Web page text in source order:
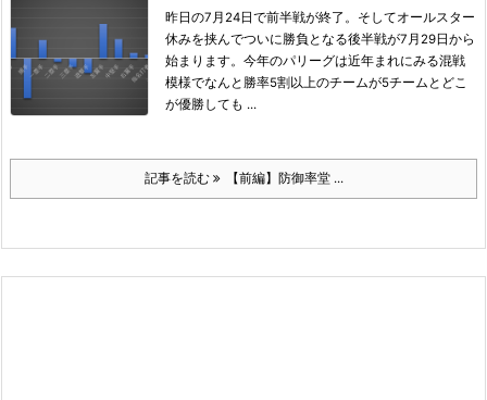
昨日の7月24日で前半戦が終了。 そしてオールスター
休みを挟んでついに勝負となる後半戦が7月29日から
始まります。 今年のパリーグは近年まれにみる混戦
模様でなんと勝率5割以上のチームが5チームとどこ
が優勝しても ...
記事を読む 【前編】防御率堂 ...